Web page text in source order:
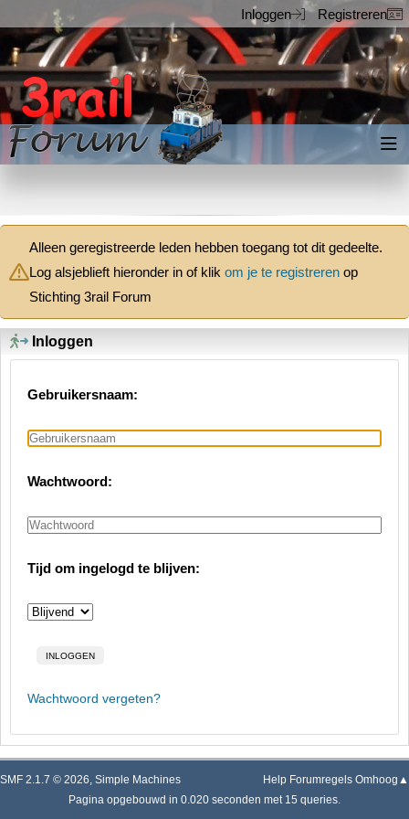
Inloggen
Registreren
Inloggen
Registreren
Alleen geregistreerde leden hebben toegang tot dit gedeelte.
Log alsjeblieft hieronder in of klik om je te registreren op
Stichting 3rail Forum
Inloggen
Gebruikersnaam:
Wachtwoord:
Tijd om ingelogd te blijven:
Wachtwoord vergeten?
SMF 2.1.7 © 2026, Simple Machines Help Forumregels Omhoog▲
Pagina opgebouwd in 0.020 seconden met 15 queries.